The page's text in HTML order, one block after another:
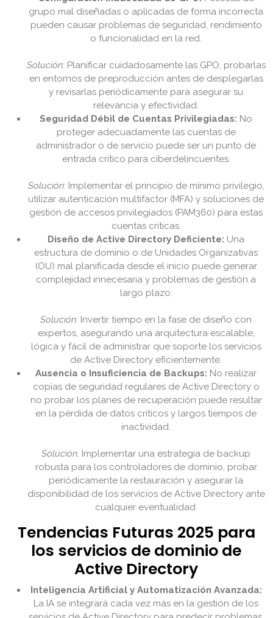
grupo mal diseñadas o aplicadas de forma incorrecta
pueden causar problemas de seguridad, rendimiento
o funcionalidad en la red.
Solución: Planificar cuidadosamente las GPO, probarlas
en entornos de preproducción antes de desplegarlas
y revisarlas periódicamente para asegurar su
relevancia y efectividad.
Seguridad Débil de Cuentas Privilegiadas: No
proteger adecuadamente las cuentas de
administrador o de servicio puede ser un punto de
entrada crítico para ciberdelincuentes.
Solución: Implementar el principio de mínimo privilegio,
utilizar autenticación multifactor (MFA) y soluciones de
gestión de accesos privilegiados (PAM360) para estas
cuentas críticas.
Diseño de Active Directory Deficiente: Una
estructura de dominio o de Unidades Organizativas
(OU) mal planificada desde el inicio puede generar
complejidad innecesaria y problemas de gestión a
largo plazo.
Solución: Invertir tiempo en la fase de diseño con
expertos, asegurando una arquitectura escalable,
lógica y fácil de administrar que soporte los servicios
de Active Directory eficientemente.
Ausencia o Insuficiencia de Backups: No realizar
copias de seguridad regulares de Active Directory o
no probar los planes de recuperación puede resultar
en la pérdida de datos críticos y largos tiempos de
inactividad.
Solución: Implementar una estrategia de backup
robusta para los controladores de dominio, probar
periódicamente la restauración y asegurar la
disponibilidad de los servicios de Active Directory ante
cualquier eventualidad.
Tendencias Futuras 2025 para
los servicios de dominio de
Active Directory
Inteligencia Artificial y Automatización Avanzada:
La IA se integrará cada vez más en la gestión de los